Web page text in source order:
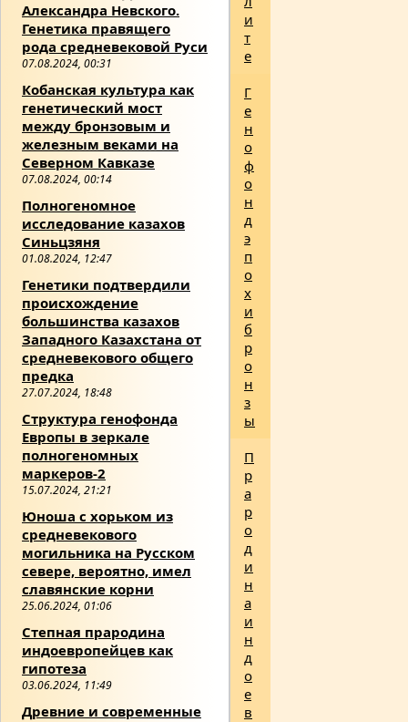
Александра Невского.
Генетика правящего
рода средневековой Руси
07.08.2024, 00:31
Кобанская культура как
генетический мост
между бронзовым и
железным веками на
Северном Кавказе
07.08.2024, 00:14
Полногеномное
исследование казахов
Синьцзяня
01.08.2024, 12:47
Генетики подтвердили
происхождение
большинства казахов
Западного Казахстана от
средневекового общего
предка
27.07.2024, 18:48
Структура генофонда
Европы в зеркале
полногеномных
маркеров-2
15.07.2024, 21:21
Юноша с хорьком из
средневекового
могильника на Русском
севере, вероятно, имел
славянские корни
25.06.2024, 01:06
Степная прародина
индоевропейцев как
гипотеза
03.06.2024, 11:49
Древние и современные
и
т
е
Г
е
н
о
ф
о
н
д
э
п
о
х
и
б
р
о
н
з
ы
П
р
а
р
о
д
и
н
а
и
н
д
о
е
в